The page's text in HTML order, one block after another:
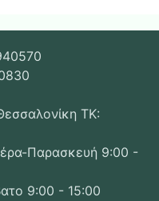
ΤΚ:
Παρασκευή 9:00 -
9:00 - 15:00